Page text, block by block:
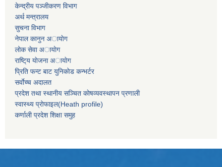
केन्द्रीय पञ्जीकरण विभाग
अर्थ मन्त्रालय
सुचना विभाग
नेपाल कानुन अायाेग
लाेक सेवा अायाेग
राष्टि्य याेजना अायाेग
प्रिति फन्ट बाट युनिकाेड कन्भर्टर
सर्वाेच्च अदालत
प्रदेश तथा स्थानीय सञ्चित काेषव्यवस्थापन प्रणाली
स्वास्थ्य प्राेफाइल(Heath profile)
कर्णाली प्रदेश शिक्षा समुह